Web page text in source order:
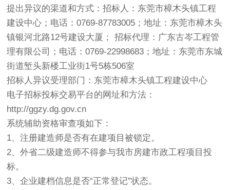
提出异议的渠道和方式：招标人：东莞市樟木头镇工程
建设中心；电话：0769-87783005；地址：东莞市樟木头
镇银河北路12号建设大厦； 招标代理：广东古岑工程管
理有限公司；电话：0769-22998683；地址：东莞市东城
街道堑头新楼工业街1号5栋506室
招标人异议受理部门：东莞市樟木头镇工程建设中心
电子招标投标交易平台的网址和方法：
http://ggzy.dg.gov.cn
系统辅助资格审查项如下：
1、注册建造师是否有在建项目被锁定。
2、外省二级建造师不得参与我市房建市政工程项目投
标。
3、企业建档信息是否“正常登记”状态。